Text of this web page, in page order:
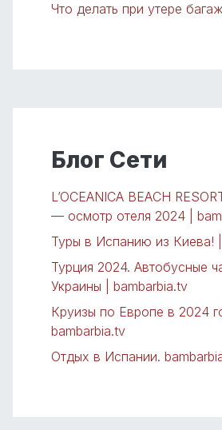
Что делать при утере
Блог Сети
L’OCEANICA BEACH
— осмотр отеля 2024 |
Туры в Испанию из Киева!
Турция 2024. Автобусные
Украины | bambarbia.tv
Круизы по Европе в 2024
bambarbia.tv
Отдых в Испании.